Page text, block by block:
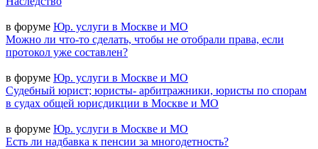
в форуме Юр. услуги в Москве и МО
Можно ли что-то сделать, чтобы не отобрали права, если
протокол уже составлен?
в форуме Юр. услуги в Москве и МО
Судебный юрист; юристы- арбитражники, юристы по спорам
в судах общей юрисдикции в Москве и МО
в форуме Юр. услуги в Москве и МО
Есть ли надбавка к пенсии за многодетность?